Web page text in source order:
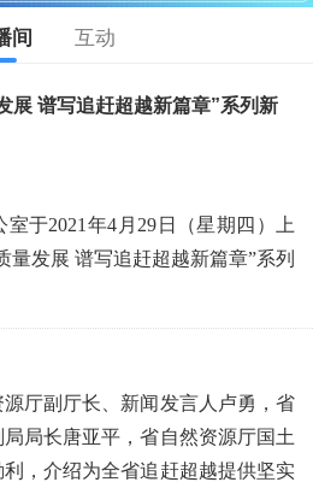
间 互动
展 谱写追赶超越新篇章”系列新
于2021年4月29日（星期四）上
量发展 谱写追赶超越新篇章”系列
厅副厅长、新闻发言人卢勇，省
局长唐亚平，省自然资源厅国土
，介绍为全省追赶超越提供坚实